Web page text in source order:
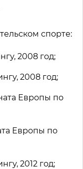
спорте:
2008 год;
2008 год;
Европы по
Европы по
2012 год;